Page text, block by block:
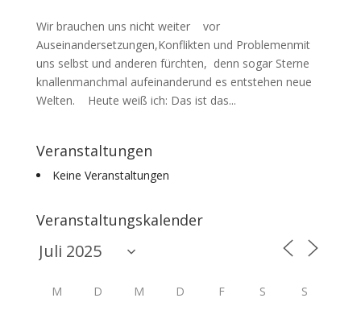
Wir brauchen uns nicht weiter vor
Auseinandersetzungen,Konflikten und Problemenmit
uns selbst und anderen fürchten, denn sogar Sterne
knallenmanchmal aufeinanderund es entstehen neue
Welten. Heute weiß ich: Das ist das...
Veranstaltungen
Keine Veranstaltungen
Veranstaltungskalender
M D M D F S S